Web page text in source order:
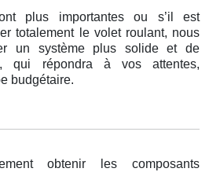
plus importantes ou s’il est
totalement le volet roulant, nous
un système plus solide et de
qui répondra à vos attentes,
budgétaire.
obtenir les composants